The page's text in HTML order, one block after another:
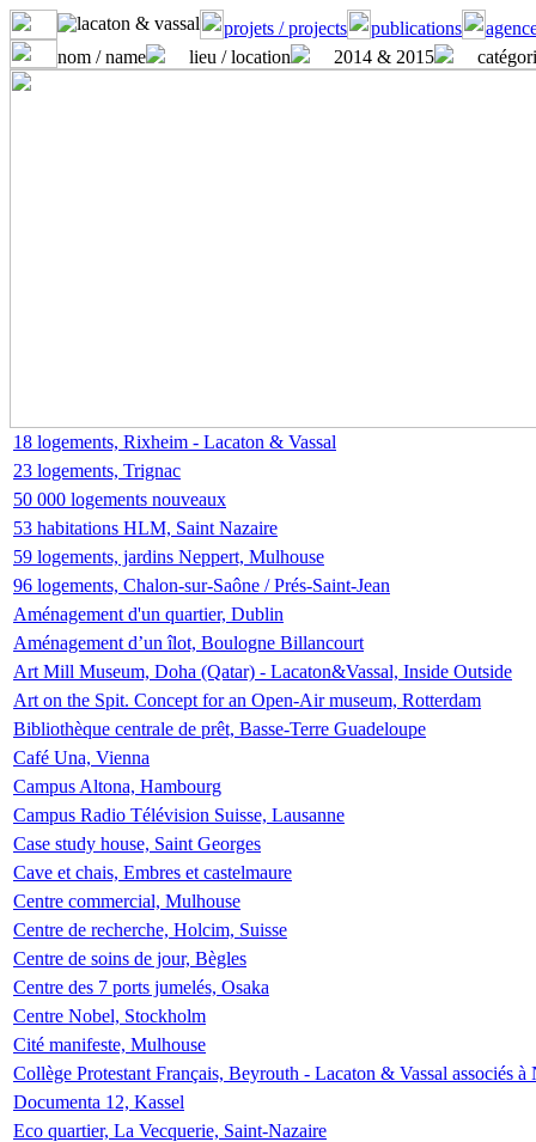
projets / projects publications
nom / name
lieu / location 2014 & 2015
18 logements, Rixheim - Lacaton & Vassal
23 logements, Trignac
50 000 logements nouveaux
53 habitations HLM, Saint Nazaire
59 logements, jardins Neppert, Mulhouse
96 logements, Chalon-sur-Saône / Prés-Saint-Jean
Aménagement d'un quartier, Dublin
Aménagement d’un îlot, Boulogne Billancourt
Art Mill Museum, Doha (Qatar) - Lacaton&Vassal, Inside Outside
Art on the Spit. Concept for an Open-Air museum, Rotterdam
Bibliothèque centrale de prêt, Basse-Terre Guadeloupe
Café Una, Vienna
Campus Altona, Hambourg
Campus Radio Télévision Suisse, Lausanne
Case study house, Saint Georges
Cave et chais, Embres et castelmaure
Centre commercial, Mulhouse
Centre de recherche, Holcim, Suisse
Centre de soins de jour, Bègles
Centre des 7 ports jumelés, Osaka
Centre Nobel, Stockholm
Cité manifeste, Mulhouse
Collège Protestant Français, Beyrouth - Lacaton & Vassal associés
Documenta 12, Kassel
Eco quartier, La Vecquerie, Saint-Nazaire